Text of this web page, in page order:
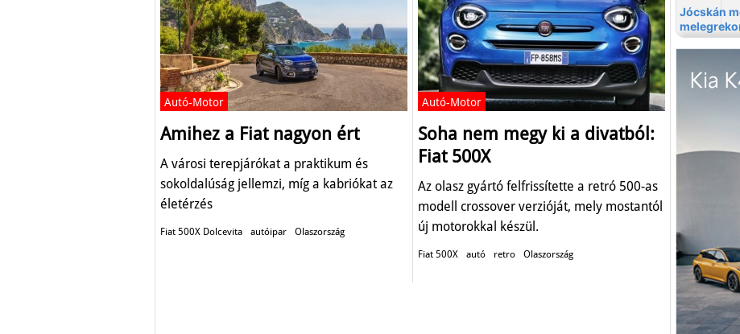
Autó-Motor
Amihez a Fiat nagyon ért
A városi terepjárókat a praktikum és
sokoldalúság jellemzi, míg a kabriókat az
életérzés
Fiat 500X Dolcevita autóipar Olaszország
Autó-Motor
Soha nem megy ki a divatból:
Fiat 500X
Az olasz gyártó felfrissítette a retró 500-as
modell crossover verzióját, mely mostantól
új motorokkal készül.
Fiat 500X autó retro Olaszország